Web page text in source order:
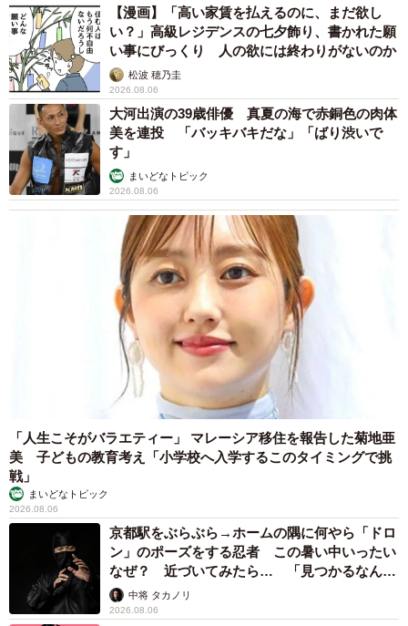
カリンちゃん（左）と、お腹に埋もれて眠るテトくん
【漫画】「高い家賃を払えるのに、まだ欲し
い？」高級レジデンスの七夕飾り、書かれた願
い事にびっくり 人の欲には終わりがないのか
松波 穂乃圭
2026.08.06
大河出演の39歳俳優 真夏の海で赤銅色の肉体
美を連投 「バッキバキだな」「ばり渋いで
す」
まいどなトピック
2026.08.06
「人生こそがバラエティー」 マレーシア移住を報告した菊地亜
美 子どもの教育考え「小学校へ入学するこのタイミングで挑
戦」
まいどなトピック
2026.08.06
京都駅をぶらぶら→ホームの隅に何やら「ドロ
ン」のポーズをする忍者 この暑い中いったい
なぜ？ 近づいてみたら… 「見つかるなんて
未熟」中将 タカノリ
2026.08.06